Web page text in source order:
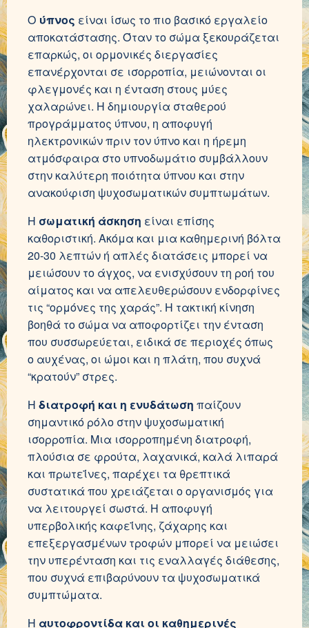
Ο ύπνος είναι ίσως το πιο βασικό εργαλείο
αποκατάστασης. Όταν το σώμα ξεκουράζεται
επαρκώς, οι ορμονικές διεργασίες
επανέρχονται σε ισορροπία, μειώνονται οι
φλεγμονές και η ένταση στους μύες
χαλαρώνει. Η δημιουργία σταθερού
προγράμματος ύπνου, η αποφυγή
ηλεκτρονικών πριν τον ύπνο και η ήρεμη
ατμόσφαιρα στο υπνοδωμάτιο συμβάλλουν
στην καλύτερη ποιότητα ύπνου και στην
ανακούφιση ψυχοσωματικών συμπτωμάτων.
Η σωματική άσκηση είναι επίσης
καθοριστική. Ακόμα και μια καθημερινή βόλτα
20-30 λεπτών ή απλές διατάσεις μπορεί να
μειώσουν το άγχος, να ενισχύσουν τη ροή του
αίματος και να απελευθερώσουν ενδορφίνες
τις “ορμόνες της χαράς”. Η τακτική κίνηση
βοηθά το σώμα να αποφορτίζει την ένταση
που συσσωρεύεται, ειδικά σε περιοχές όπως
ο αυχένας, οι ώμοι και η πλάτη, που συχνά
“κρατούν” στρες.
Η διατροφή και η ενυδάτωση παίζουν
σημαντικό ρόλο στην ψυχοσωματική
ισορροπία. Μια ισορροπημένη διατροφή,
πλούσια σε φρούτα, λαχανικά, καλά λιπαρά
και πρωτεΐνες, παρέχει τα θρεπτικά
συστατικά που χρειάζεται ο οργανισμός για
να λειτουργεί σωστά. Η αποφυγή
υπερβολικής καφεΐνης, ζάχαρης και
επεξεργασμένων τροφών μπορεί να μειώσει
την υπερένταση και τις εναλλαγές διάθεσης,
που συχνά επιβαρύνουν τα ψυχοσωματικά
συμπτώματα.
Η αυτοφροντίδα και οι καθημερινές